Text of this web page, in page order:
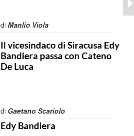
di Manlio Viola
Il vicesindaco di Siracusa Edy
Bandiera passa con Cateno
De Luca
di Gaetano Scariolo
Edy Bandiera